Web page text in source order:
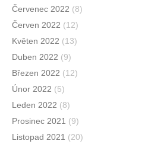
Červenec 2022 (8)
Červen 2022 (12)
Květen 2022 (13)
Duben 2022 (9)
Březen 2022 (12)
Únor 2022 (5)
Leden 2022 (8)
Prosinec 2021 (9)
Listopad 2021 (20)